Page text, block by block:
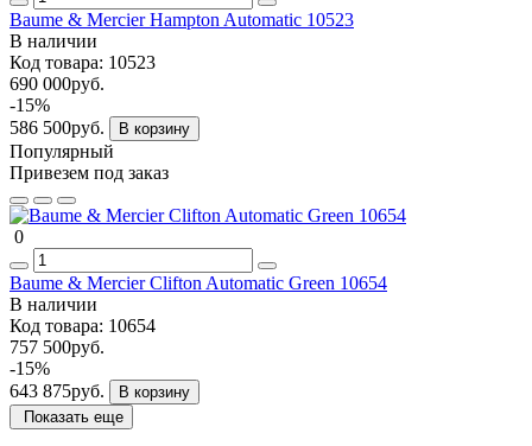
Baume & Mercier Hampton Automatic 10523
В наличии
Код товара: 10523
690 000руб.
-15%
586 500руб.
В корзину
Популярный
Привезем под заказ
0
Baume & Mercier Clifton Automatic Green 10654
В наличии
Код товара: 10654
757 500руб.
-15%
643 875руб.
В корзину
Показать еще